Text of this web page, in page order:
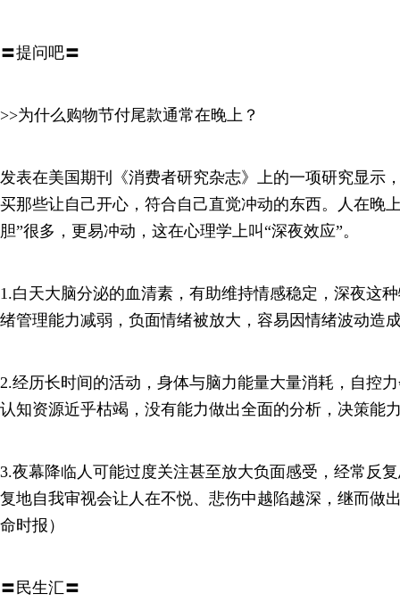
〓提问吧〓
>>为什么购物节付尾款通常在晚上？
发表在美国期刊《消费者研究杂志》上的一项研究显示
买那些让自己开心，符合自己直觉冲动的东西。人在晚
胆”很多，更易冲动，这在心理学上叫“深夜效应”。
1.白天大脑分泌的血清素，有助维持情感稳定，深夜这
绪管理能力减弱，负面情绪被放大，容易因情绪波动造
2.经历长时间的活动，身体与脑力能量大量消耗，自控
认知资源近乎枯竭，没有能力做出全面的分析，决策能
3.夜幕降临人可能过度关注甚至放大负面感受，经常反
复地自我审视会让人在不悦、悲伤中越陷越深，继而做
命时报）
〓民生汇〓